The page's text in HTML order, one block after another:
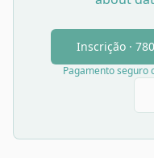
Inscrição ·
Pagamento seguro